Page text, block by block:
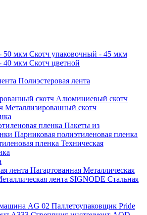
50 мкм Скотч упаковочный - 45 мкм
40 мкм Скотч цветной
Полиэстеровая лента
скотч Алюминиевый скотч
Металлизированный скотч
пленка Пакеты из
Парниковая полиэтиленовая пленка
пленка Техническая
лента Нагартованная Металлическая
лента SIGNODE Стальная
AG 02 Паллетоупаковщик Pride